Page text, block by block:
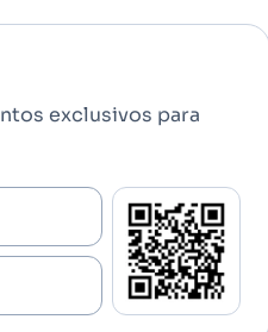
exclusivos para